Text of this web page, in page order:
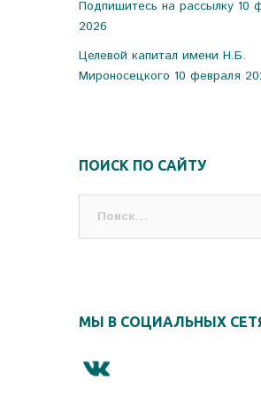
Подпишитесь на рассылку 10
2026
Целевой капитал имени Н.Б.
Мироносецкого 10 февраля
ПОИСК ПО САЙТУ
МЫ В СОЦИАЛЬНЫХ